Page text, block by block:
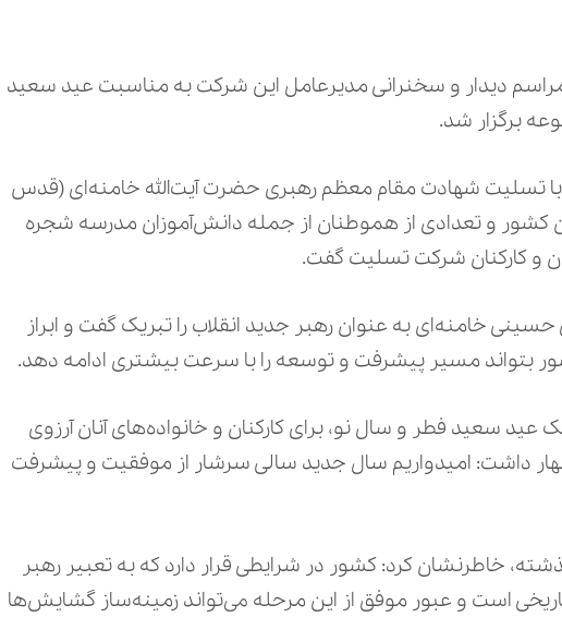
دیدار و سخنرانی مدیرعامل این شرکت به مناسبت عید سعید
با تسلیت شهادت مقام معظم رهبری حضرت آیت‌الله خامنه‌ای (قدس
کشور و تعدادی از هموطنان از جمله دانش‌آموزان مدرسه شجره
و کارکنان شرکت تسلیت گفت.
خامنه‌ای به عنوان رهبر جدید انقلاب را تبریک گفت و ابراز
بتواند مسیر پیشرفت و توسعه را با سرعت بیشتری ادامه دهد.
عید سعید فطر و سال نو، برای کارکنان و خانواده‌های آنان آرزوی
داشت: امیدواریم سال جدید سالی سرشار از موفقیت و پیشرفت
خاطرنشان کرد: کشور در شرایطی قرار دارد که به تعبیر رهبر
است و عبور موفق از این مرحله می‌تواند زمینه‌ساز گشایش‌ها